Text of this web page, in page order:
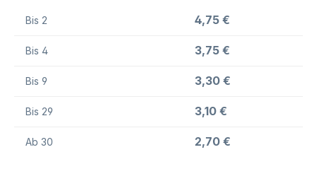
Bis 2 4,75 €
Bis 4 3,75 €
Bis 9 3,30 €
Bis 29 3,10 €
Ab 30 2,70 €